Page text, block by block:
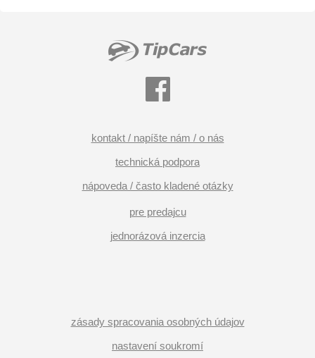
kontakt / napíšte nám / o nás
technická podpora
nápoveda / často kladené otázky
pre predajcu
jednorázová inzercia
zásady spracovania osobných údajov
nastavení soukromí